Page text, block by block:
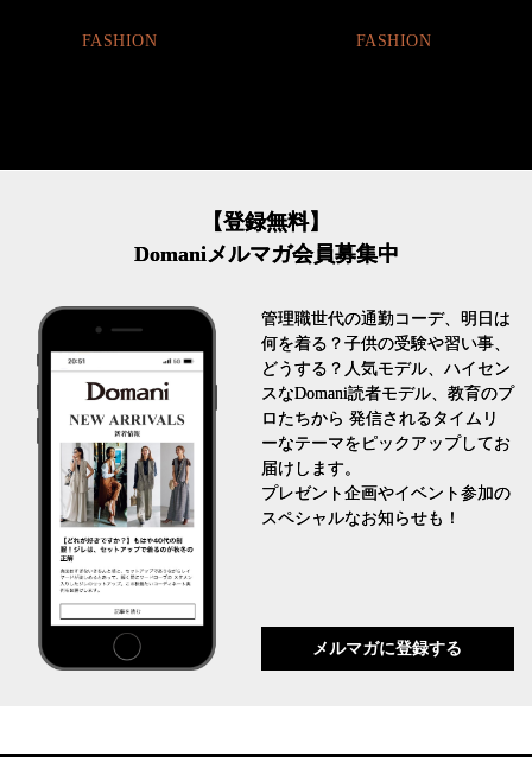
FASHION FASHION
【登録無料】
Domaniメルマガ会員募集中
管理職世代の通勤コーデ、明日は
何を着る？子供の受験や習い事、
どうする？人気モデル、ハイセン
スなDomani読者モデル、教育のプ
ロたちから 発信されるタイムリ
ーなテーマをピックアップしてお
届けします。
プレゼント企画やイベント参加の
スペシャルなお知らせも！
メルマガに登録する